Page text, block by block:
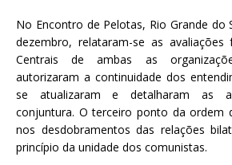
No Encontro de Pelotas, Rio Grande do
dezembro, relataram-se as avaliações
Centrais de ambas as
autorizaram a continuidade dos
se atualizaram e detalharam as
conjuntura. O terceiro ponto da ordem
nos desdobramentos das relações
princípio da unidade dos comunistas.